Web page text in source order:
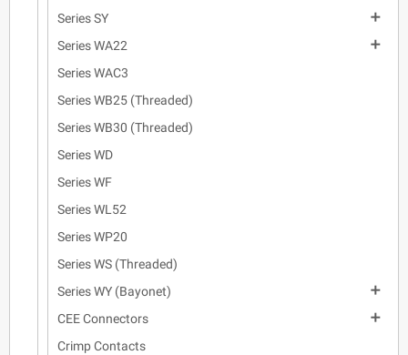
Series SY

Series WA22

Series WAC3
Series WB25 (Threaded)
Series WB30 (Threaded)
Series WD
Series WF
Series WL52
Series WP20
Series WS (Threaded)
Series WY (Bayonet)

CEE Connectors

Crimp Contacts